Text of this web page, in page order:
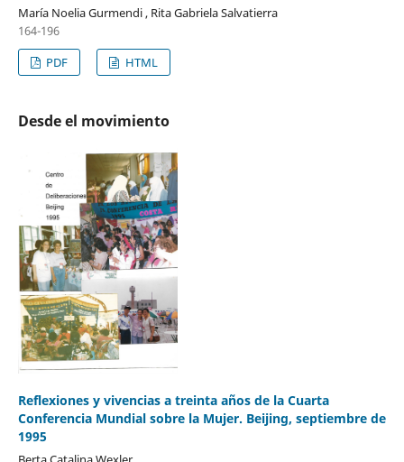
María Noelia Gurmendi , Rita Gabriela Salvatierra
164-196
PDF
HTML
Desde el movimiento
Reflexiones y vivencias a treinta años de la Cuarta
Conferencia Mundial sobre la Mujer. Beijing, septiembre de
1995